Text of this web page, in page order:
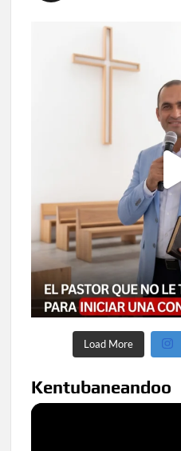
Load More
Kentubaneandoo